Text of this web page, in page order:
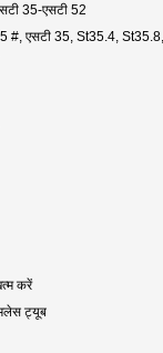
35-एसटी 52
#, एसटी 35, St35.4,
करें
ट्यूब